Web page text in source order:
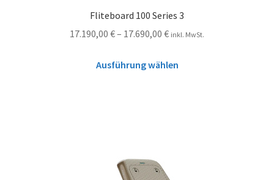
Fliteboard 100 Series 3
17.190,00 €– 17.690,00 € inkl. MwSt.
Ausführung wählen